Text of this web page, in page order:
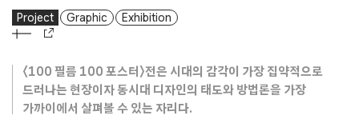
Project Graphic Exhibition
〈100 필름 100 포스터〉전은 시대의 감각이 가장 집약적으로
드러나는 현장이자 동시대 디자인의 태도와 방법론을 가장
가까이에서 살펴볼 수 있는 자리다.